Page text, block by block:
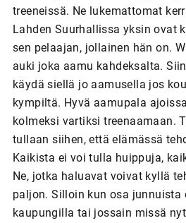
treeneissä. Ne lukemattomat
Lahden Suurhallissa yksin ovat
sen pelaajan, jollainen hän on.
auki joka aamu kahdeksalta.
käydä siellä jo aamusella jos
kympiltä. Hyvä aamupala
kolmeksi vartiksi treenaamaan.
tullaan siihen, että elämässä
Kaikista ei voi tulla huippuja,
Ne, jotka haluavat voivat kyllä
paljon. Silloin kun osa junnuista
kaupungilla tai jossain missä